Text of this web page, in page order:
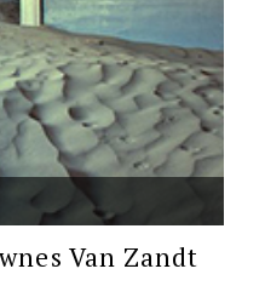
Van Zandt